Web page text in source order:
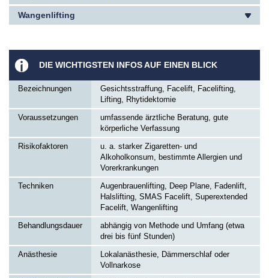
Wangenlifting
DIE WICHTIGSTEN INFOS AUF EINEN BLICK
Bezeichnungen
Gesichtsstraffung, Facelift, Facelifting,
Lifting, Rhytidektomie
Voraussetzungen
umfassende ärztliche Beratung, gute
körperliche Verfassung
Risikofaktoren
u. a. starker Zigaretten- und
Alkoholkonsum, bestimmte Allergien und
Vorerkrankungen
Techniken
Augenbrauenlifting, Deep Plane, Fadenlift,
Halslifting, SMAS Facelift, Superextended
Facelift, Wangenlifting
Behandlungsdauer
abhängig von Methode und Umfang (etwa
drei bis fünf Stunden)
Anästhesie
Lokalanästhesie, Dämmerschlaf oder
Vollnarkose